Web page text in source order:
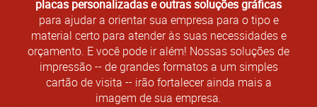
placas personalizadas e outras soluções gráficas
para ajudar a orientar sua empresa para o tipo e
material certo para atender às suas necessidades e
orçamento. E você pode ir além! Nossas soluções de
impressão -- de grandes formatos a um simples
cartão de visita -- irão fortalecer ainda mais a
imagem de sua empresa.